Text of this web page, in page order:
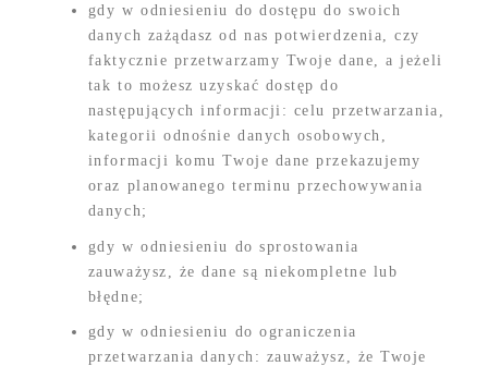
gdy w odniesieniu do dostępu do swoich
danych zażądasz od nas potwierdzenia, czy
faktycznie przetwarzamy Twoje dane, a jeżeli
tak to możesz uzyskać dostęp do
następujących informacji: celu przetwarzania,
kategorii odnośnie danych osobowych,
informacji komu Twoje dane przekazujemy
oraz planowanego terminu przechowywania
danych;
gdy w odniesieniu do sprostowania
zauważysz, że dane są niekompletne lub
błędne;
gdy w odniesieniu do ograniczenia
przetwarzania danych: zauważysz, że Twoje